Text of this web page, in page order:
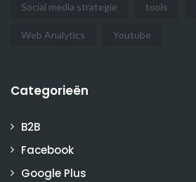
Social media strategie tools
Web Analytics Youtube
Categorieën
B2B
Facebook
Google Plus